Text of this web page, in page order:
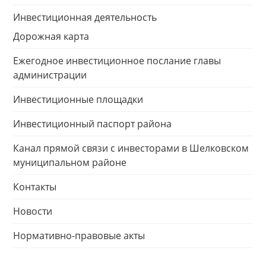
Инвестиционная деятельность
Дорожная карта
Ежегодное инвестиционное послание главы
администрации
Инвестиционные площадки
Инвестиционный паспорт района
Канал прямой связи с инвесторами в Шелковском
муниципальном районе
Контакты
Новости
Нормативно-правовые акты